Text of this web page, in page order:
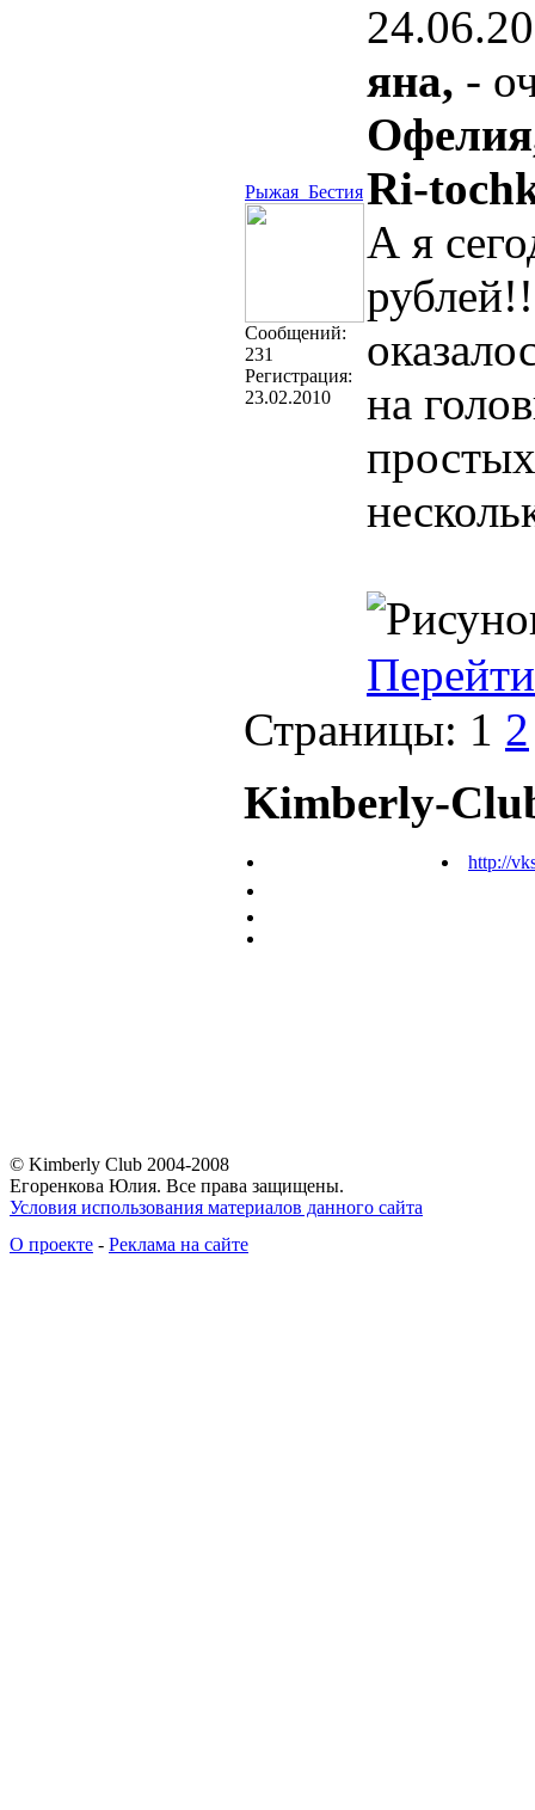
Рыжая_Бестия
Cообщений:
231
Регистрация:
23.02.2010
яна, -
Ri-
А я
на
Перейти
Страницы: 1 2
Kimberly-
http://
© Kimberly Club 2004-2008
Егоренкова Юлия. Все права защищены.
Условия использования материалов данного сайта
О проекте - Реклама на сайте